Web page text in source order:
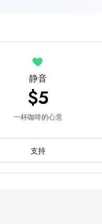
静音
$5
一杯咖啡的心意
支持